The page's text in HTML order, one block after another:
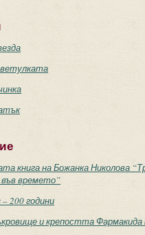
книга на Божанка Николова
във времето”
200 години
и крепостта Фармакида